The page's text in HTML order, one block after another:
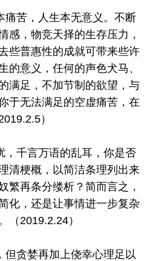
痛苦，人生本无意义。不断
感，物竞天择的生存压力，
些普惠性的成就可带来些许
的意义，任何的声色犬马、
满足，不加节制的欲望，与
于无法满足的空虚痛苦，在
）
，千言万语的乱耳，你是否
清梗概，以简洁条理列出来
繁再条分缕析？简而言之，
化，还是让事情进一步复杂
2019.2.24）
但贪婪再加上侥幸心理足以